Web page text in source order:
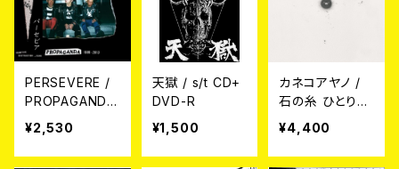
PERSEVERE /
PROPAGANDA
1999-2013 (C
¥2,530
天獄 / s/t CD+
DVD-R
¥1,500
カネコアヤノ /
石の糸 ひとりで
に (LP)
¥4,400